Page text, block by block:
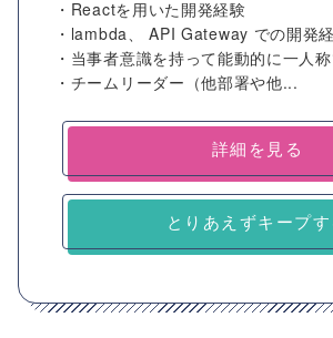
・Reactを用いた開発経験
・lambda、 API Gateway での開発
・当事者意識を持って能動的に一人
・チームリーダー（他部署や他...
詳細を見る
とりあえずキープす